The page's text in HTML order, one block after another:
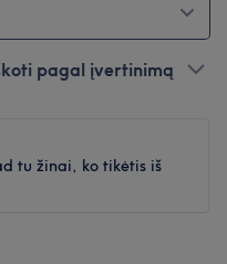
pagal įvertinimą
tu žinai, ko tikėtis iš